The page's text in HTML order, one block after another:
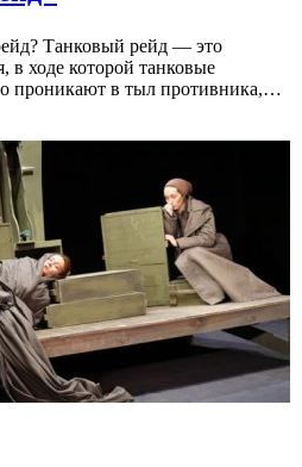
Танковый рейд — это
в ходе которой танковые
проникают в тыл противника,…